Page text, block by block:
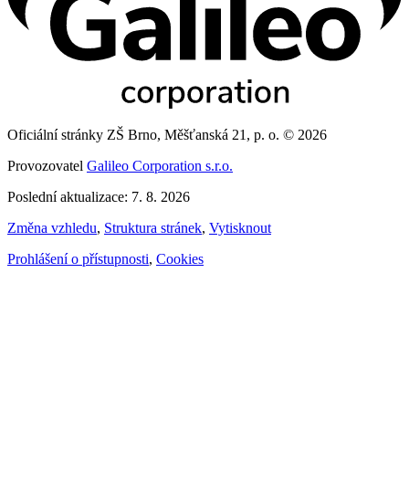
Oficiální stránky ZŠ Brno, Měšťanská 21, p. o. © 2026
Provozovatel Galileo Corporation s.r.o.
Poslední aktualizace: 7. 8. 2026
Změna vzhledu, Struktura stránek, Vytisknout
Prohlášení o přístupnosti, Cookies